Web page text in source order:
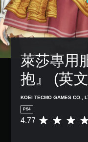
萊莎專用
抱』 (英
KOEI TECMO GAMES CO.,
PS4
平
4.77